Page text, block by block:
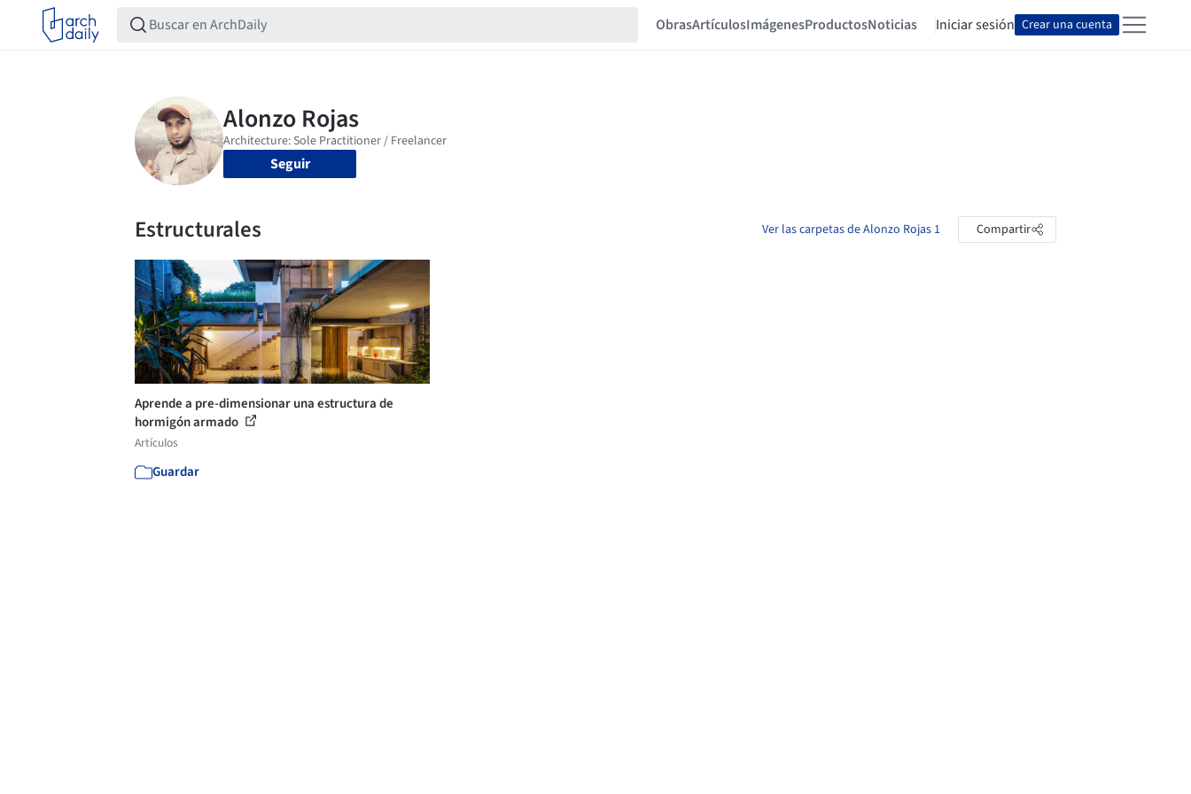
ObrasArtículosImágenesProductosNoticias Iniciar sesión Crear una cuenta
Seguir
Estructurales Ver las carpetas de Alonzo Rojas 1 Compartir
Aprende a pre-dimensionar una estructura de
hormigón armado
Artículos
Guardar